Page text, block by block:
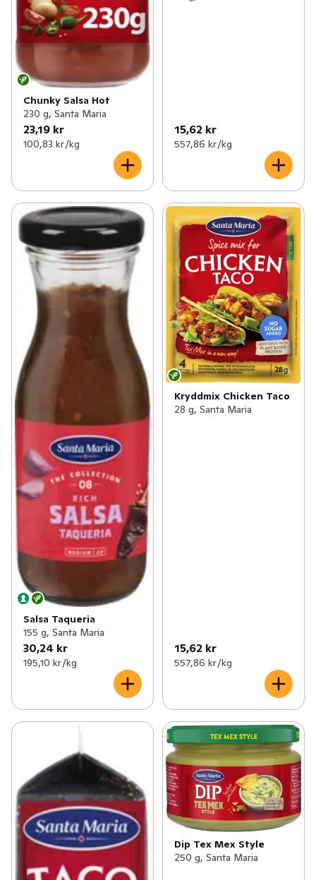
Chunky Salsa Hot
230 g, Santa Maria
23,19 kr
100,83 kr /kg
15,62 kr
557,86 kr /kg
Salsa Taqueria
155 g, Santa Maria
30,24 kr
195,10 kr /kg
Kryddmix Chicken Taco
28 g, Santa Maria
15,62 kr
557,86 kr /kg
Dip Tex Mex Style
250 g, Santa Maria